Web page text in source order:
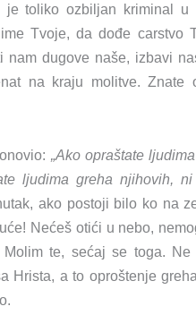
je toliko ozbiljan kriminal
Tvoje, da dođe carstvo
nam dugove naše, izbavi
na kraju molitve.
„Ako opraštate
ljudima greha njihovih,
ako postoji bilo ko na
Nećeš otići u nebo,
te, sećaj se toga.
Hrista, a to oproštenje